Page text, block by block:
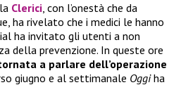
Clerici, con l’onestà che da
ha rivelato che i medici le hanno
ha invitato gli utenti a non
della prevenzione. In queste ore
a parlare dell’operazione
giugno e al settimanale Oggiha